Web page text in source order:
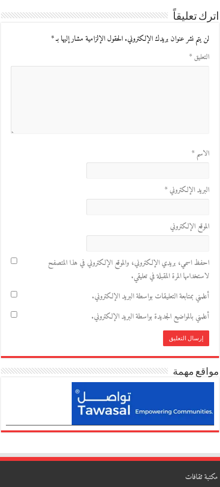
اترك تعليقاً
لن يتم نشر عنوان بريدك الإلكتروني.الحقول الإلزامية مشار إليها بـ*
التعليق*
الاسم*
البريد الإلكتروني*
الموقع الإلكتروني
احفظ اسمي، بريدي الإلكتروني، والموقع الإلكتروني في هذا المتصفح
لاستخدامها المرة المقبلة في تعليقي.
أعلمني بمتابعة التعليقات بواسطة البريد الإلكتروني.
أعلمني بالمواضيع الجديدة بواسطة البريد الإلكتروني.
مواقع مهمة
مكتبة ثقافات